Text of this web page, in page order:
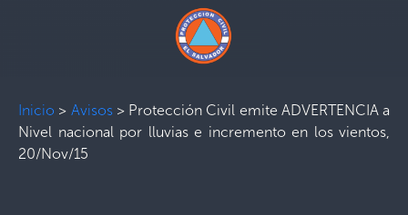
Inicio > Avisos> Protección Civil emite ADVERTENCIA a
Nivel nacional por lluvias e incremento en los vientos,
20/Nov/15